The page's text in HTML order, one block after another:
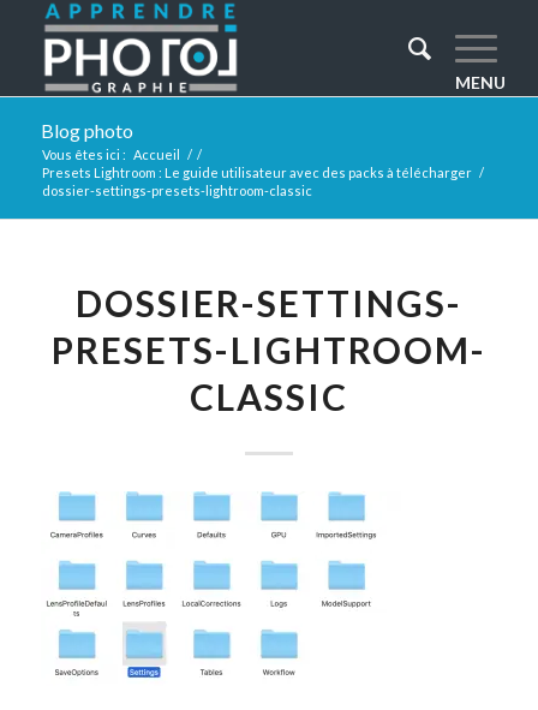
Blog photo
Vous êtes ici : Accueil / /
Presets Lightroom : Le guide utilisateur avec des packs à télécharger /
dossier-settings-presets-lightroom-classic
DOSSIER-SETTINGS-
PRESETS-LIGHTROOM-
CLASSIC